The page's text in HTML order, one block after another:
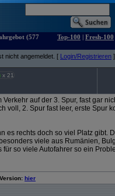
(577
Top-100 | Fresh-100
nicht angemeldet. [ Login/Registrieren ]
x 21
auf der 3. Spur, fast gar
voll, 2. Spur fast leer, erste Spur
es rechts doch so viel Platz gibt.
viele aus Rumänien,
für so viele Autofahrer so ein
Version: hier